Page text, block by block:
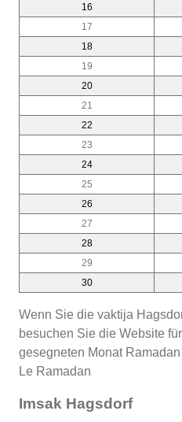
16
17
18
19
20
21
22
23
24
25
26
27
28
29
30
Wenn Sie die vaktija
besuchen Sie die Website
gesegneten Monat
Le Ramadan
Imsak Hagsdorf